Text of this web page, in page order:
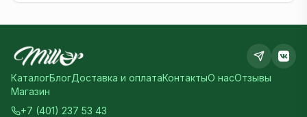
КаталогБлогДоставка и оплатаКонтактыО насОтзывы
Магазин
+7 (401) 237 53 43